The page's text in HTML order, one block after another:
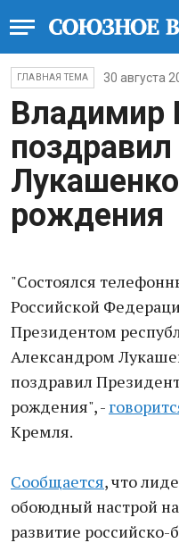
ГЛАВНАЯ ТЕМА 30 августа
Владимир
рождения
"Состоялся
Российской
Президентом
Александром
поздравил
рождения", -
Кремля.
Сообщается, что
обоюдный настрой
развитие